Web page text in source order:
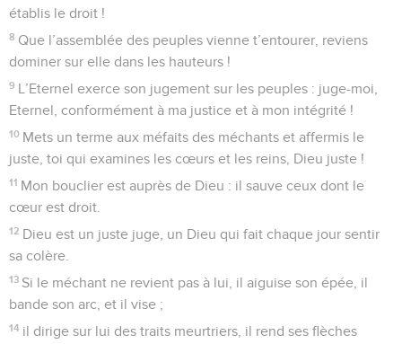
établis le droit !
8 Que l’assemblée des peuples vienne t’entourer, reviens
dominer sur elle dans les hauteurs !
9 L’Eternel exerce son jugement sur les peuples : juge-moi,
Eternel, conformément à ma justice et à mon intégrité !
10 Mets un terme aux méfaits des méchants et affermis le
juste, toi qui examines les cœurs et les reins, Dieu juste !
11 Mon bouclier est auprès de Dieu : il sauve ceux dont le
cœur est droit.
12 Dieu est un juste juge, un Dieu qui fait chaque jour sentir
sa colère.
13 Si le méchant ne revient pas à lui, il aiguise son épée, il
bande son arc, et il vise ;
14 il dirige sur lui des traits meurtriers, il rend ses flèches